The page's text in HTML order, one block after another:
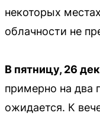
некоторых
облачности не
В пятницу, 26
примерно на два
ожидается. К